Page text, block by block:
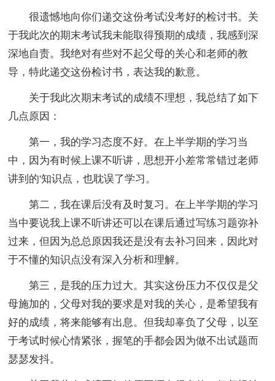
很遗憾地向你们递交这份考试没考好的检讨书。关
于我此次的期末考试我未能取得预期的成绩，我感到深
深地自责。我绝对有些对不起父母的关心和老师的教
导，特此递交这份检讨书，表达我的歉意。
关于我此次期末考试的成绩不理想，我总结了如下
几点原因：
第一，我的学习态度不好。在上半学期的学习当
中，因为有时候上课不听讲，思想开小差常常错过老师
讲到的'知识点，也耽误了学习。
第二，我在课后没有及时复习。在上半学期的学习
当中要说我上课不听讲还可以在课后通过写练习题弥补
过来，但因为总总原因我还是没有去补习回来，因此对
于不懂的知识点没有深入分析和理解。
第三，是我的压力过大。其实这份压力不仅仅是父
母施加的，父母对我的要求是对我的关心，是希望我有
好的成绩，将来能够有出息。但我却辜负了父母，以至
于考试时候心情紧张，握笔的手都会因为做不出试题而
瑟瑟发抖。